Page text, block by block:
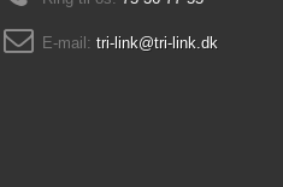
E-mail: tri-link@tri-link.dk